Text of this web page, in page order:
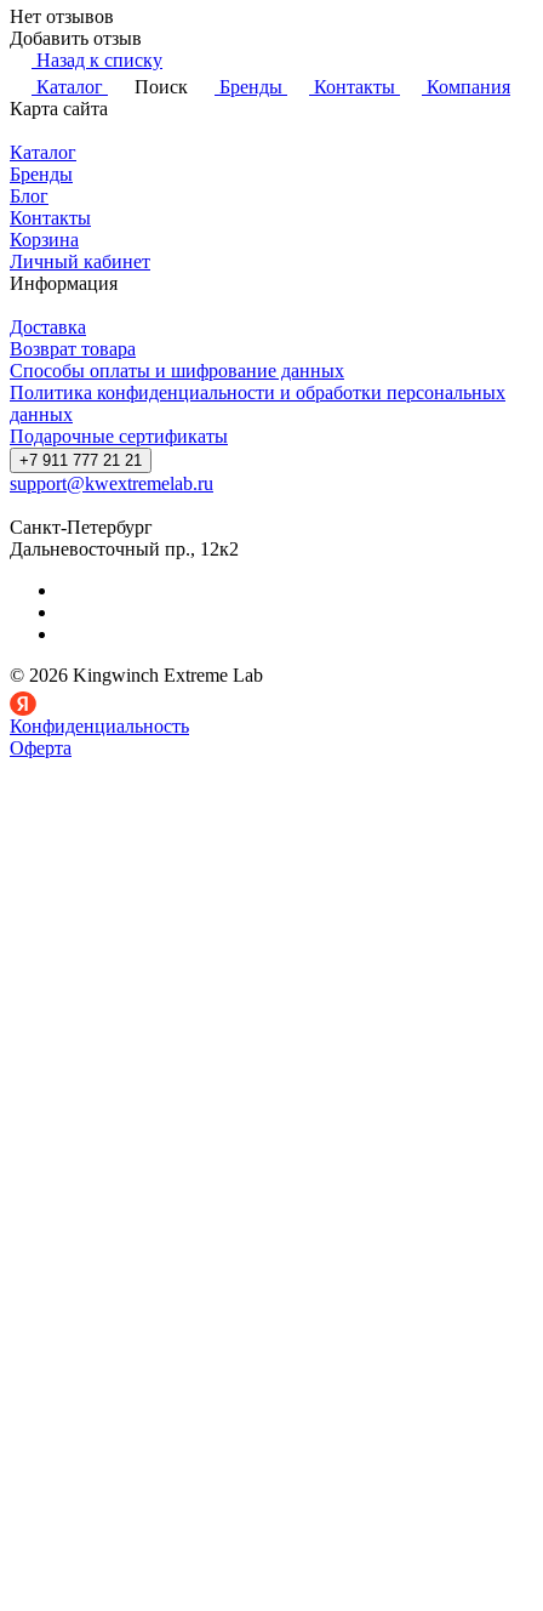
Нет отзывов
Добавить отзыв
Назад к списку
Каталог
Поиск Бренды Контакты
Компания
Карта сайта
Каталог
Бренды
Блог
Контакты
Корзина
Личный кабинет
Информация
Доставка
Возврат товара
Способы оплаты и шифрование данных
Политика конфиденциальности и обработки персональных
данных
Подарочные сертификаты
+7 911 777 21 21
support@kwextremelab.ru
Санкт-Петербург
Дальневосточный пр., 12к2
© 2026 Kingwinch Extreme Lab
Конфиденциальность
Оферта